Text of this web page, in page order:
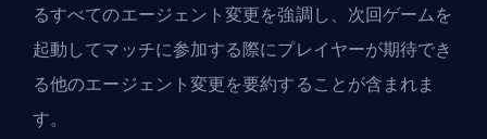
るすべてのエージェント変更を強調し、次回ゲームを
起動してマッチに参加する際にプレイヤーが期待でき
る他のエージェント変更を要約することが含まれま
す。